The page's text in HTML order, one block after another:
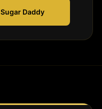
Daddy